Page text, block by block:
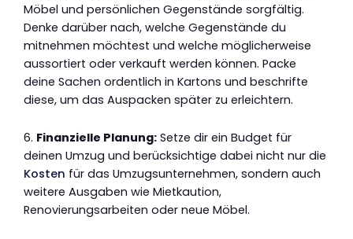
Möbel und persönlichen Gegenstände sorgfältig.
Denke darüber nach, welche Gegenstände du
mitnehmen möchtest und welche möglicherweise
aussortiert oder verkauft werden können. Packe
deine Sachen ordentlich in Kartons und beschrifte
diese, um das Auspacken später zu erleichtern.
6. Finanzielle Planung: Setze dir ein Budget für
deinen Umzug und berücksichtige dabei nicht nur die
Kosten für das Umzugsunternehmen, sondern auch
weitere Ausgaben wie Mietkaution,
Renovierungsarbeiten oder neue Möbel.